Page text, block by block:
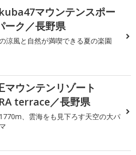
マウンテンスポー
ーク／長野県
涼風と自然が満喫できる夏の楽園
マウンテンリゾート
terrace／長野県
、雲海をも見下ろす天空の大パ